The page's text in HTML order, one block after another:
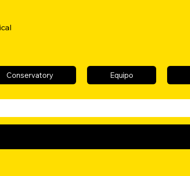
Conservatory Equipo